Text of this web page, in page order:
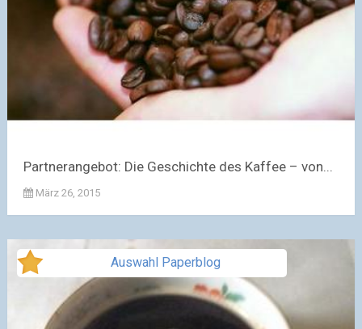
Partnerangebot: Die Geschichte des Kaffee – von...
März 26, 2015
Auswahl Paperblog